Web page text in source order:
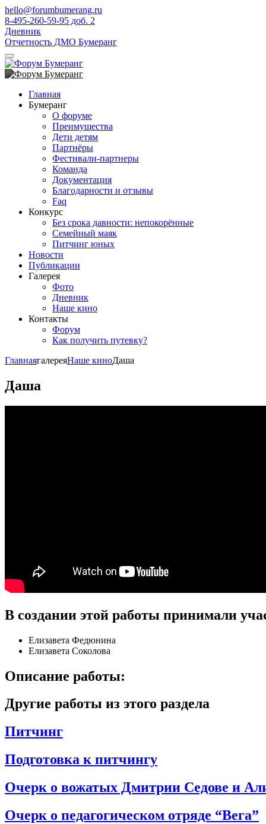
hello@forumbumerang.ru
8-495-260-59-95 доб. 2
Дневник
Отчетность ДМО Бумеранг
Главная
Бумеранг
О форуме
Преимущества
Дети детям
Партнёры
Фестивали-партнеры
Команда
Документация
Благодарности и отзывы
Faq
Конкурс
Без срока давности: непокорённые
Семейный маяк
Питчинг юных
Новости
Публикации
Галерея
Фото
Дневник
Наше кино
Контакты
Форум
Как получить путевку?
ГлавнаягалереяНаше киноДаша
Даша
В создании этой работы принимали
Елизавета Федюнина
Елизавета Соколова
Описание работы:
Другие работы из этого раздела
Питчинг
Подготовка к питчингу
Очерк о вожатых Дмитрии Седове и
Очерк о педагогическом отряде “Вега”